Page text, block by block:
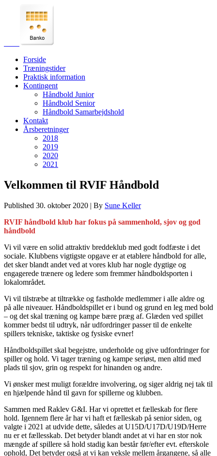
Forside
Træningstider
Praktisk information
Kontingent
Håndbold Junior
Håndbold Senior
Håndbold Samarbejdshold
Kontakt
Årsberetninger
2018
2019
2020
2021
Velkommen til RVIF Håndbold
Published 30. oktober 2020 | By Sune Keller
RVIF håndbold klub har fokus på sammenhold, sjov og god
håndbold
Vi vil være en solid attraktiv breddeklub med godt fodfæste i det
sociale. Klubbens vigtigste opgave er at etablere håndbold for alle,
det sker blandt andet ved at vores klub har nogle dygtige og
engagerede trænere og ledere som fremmer håndboldsporten i
lokalområdet.
Vi vil tilstræbe at tiltrække og fastholde medlemmer i alle aldre og
på alle niveauer. Håndboldspillet er i bund og grund en leg med bold
– og det skal træning og kampe bære præg af. Glæden ved spillet
kommer bedst til udtryk, når udfordringer passer til de enkelte
spillers tekniske, taktiske og fysiske evner!
Håndboldspillet skal begejstre, underholde og give udfordringer for
spiller og hold. Vi tager træning og kampe seriøst, men altid med
plads til sjov, grin og respekt for hinanden og andre.
Vi ønsker mest muligt forældre involvering, og siger aldrig nej tak til
en hjælpende hånd til gavn for spillerne og klubben.
Sammen med Raklev G&I. Har vi oprettet et fælleskab for flere
hold. Igennem flere år har vi haft et fælleskab på senior siden, og
valgte i 2021 at udvide dette, således at U15D/U17D/U19D/Herre
nu er et fællesskab. Det betyder blandt andet at vi har en stor nok
mængde af spillere så hold stadig kan består før/efter evt. efterskole
ophold, Det betyder også at vi kan veksle mellem årgangene, så alle